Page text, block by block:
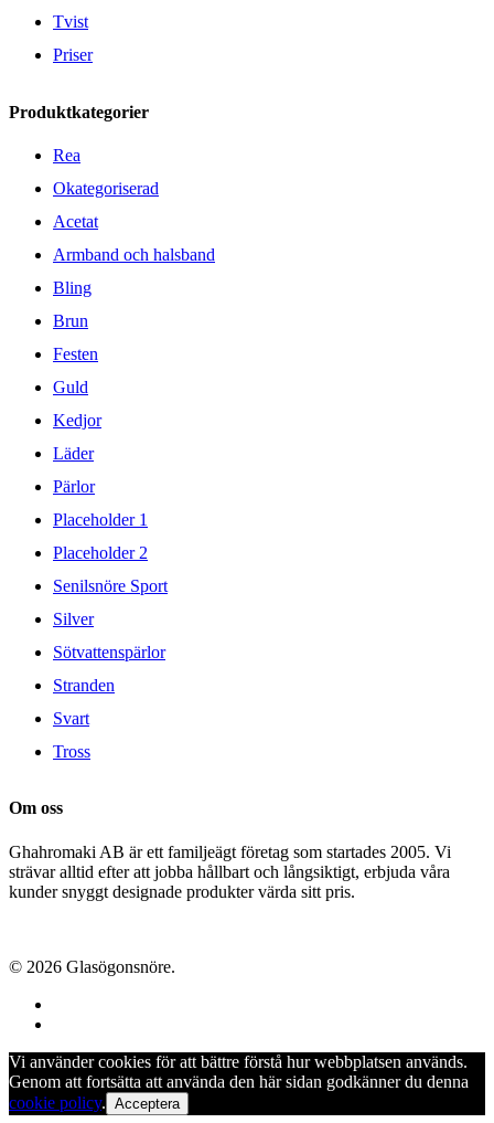
Tvist
Priser
Produktkategorier
Rea
Okategoriserad
Acetat
Armband och halsband
Bling
Brun
Festen
Guld
Kedjor
Läder
Pärlor
Placeholder 1
Placeholder 2
Senilsnöre Sport
Silver
Sötvattenspärlor
Stranden
Svart
Tross
Om oss
Ghahromaki AB är ett familjeägt företag som startades 2005. Vi
strävar alltid efter att jobba hållbart och långsiktigt, erbjuda våra
kunder snyggt designade produkter värda sitt pris.
© 2026 Glasögonsnöre.
Vi använder cookies för att bättre förstå hur webbplatsen används.
Genom att fortsätta att använda den här sidan godkänner du denna
cookie policy. Acceptera